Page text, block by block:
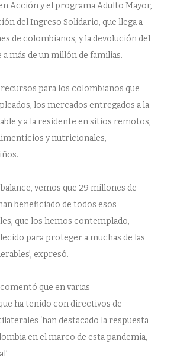
Acción y el programa Adulto Mayor,
del Ingreso Solidario, que llega a
de colombianos, y la devolución del
a más de un millón de familias.
para los colombianos que
los mercados entregados a la
y a la residente en sitios remotos,
y nutricionales,
balance, vemos que 29 millones de
beneficiado de todos esos
que los hemos contemplado,
para proteger a muchas de las
expresó.
que en varias
ha tenido con directivos de
‘han destacado la respuesta
en el marco de esta pandemia,